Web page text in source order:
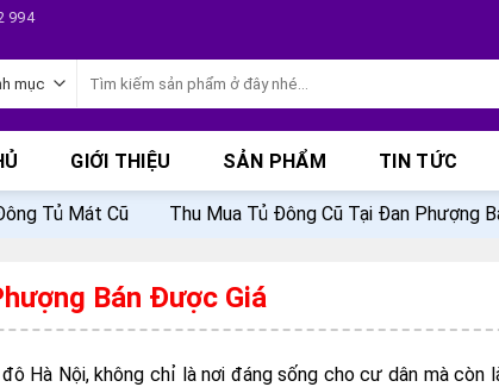
994
kiếm:
GIỚI THIỆU SẢN PHẨM TIN TỨC
Tủ Mát Cũ Thu Mua Tủ Đông Cũ Tại Đan Phượng
Bán Được Giá
Hà Nội, không chỉ là nơi đáng sống cho cư dân mà còn